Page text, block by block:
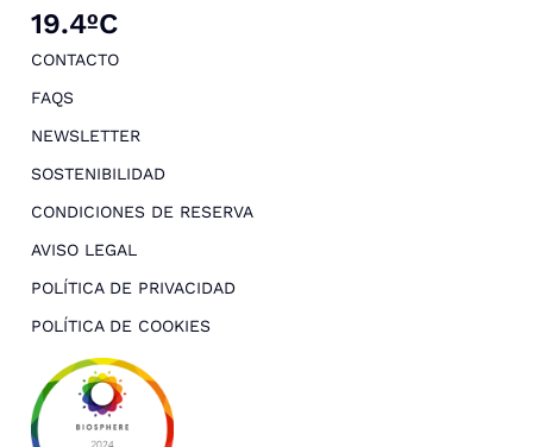
19.4ºC
CONTACTO
FAQS
NEWSLETTER
SOSTENIBILIDAD
CONDICIONES DE RESERVA
AVISO LEGAL
POLÍTICA DE PRIVACIDAD
POLÍTICA DE COOKIES